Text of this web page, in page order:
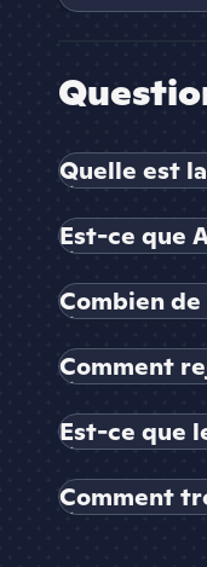
Quelle est
Est-ce que
Combien
Comment
Est-ce que
Comment